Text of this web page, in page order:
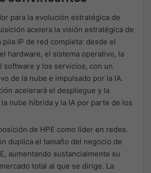
para la evolución estratégica de
acelera la visión estratégica de
pila IP de red completa: desde el
hardware, el sistema operativo, la
software y los servicios, con un
de la nube e impulsado por la IA.
acelerará el despliegue y la
nube híbrida y la IA por parte de los
de HPE como líder en redes.
duplica el tamaño del negocio de
aumentando sustancialmente su
total al que se dirige. La